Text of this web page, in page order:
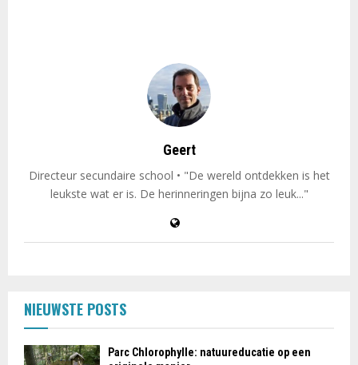
Geert
Directeur secundaire school • "De wereld ontdekken is het
leukste wat er is. De herinneringen bijna zo leuk..."
NIEUWSTE POSTS
Parc Chlorophylle: natuureducatie op een